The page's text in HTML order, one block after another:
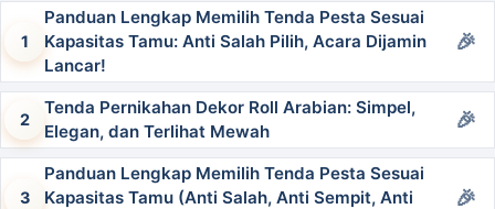
Panduan Lengkap Memilih Tenda Pesta Sesuai
Kapasitas Tamu: Anti Salah Pilih, Acara Dijamin
Lancar!
Tenda Pernikahan Dekor Roll Arabian: Simpel,
Elegan, dan Terlihat Mewah
Panduan Lengkap Memilih Tenda Pesta Sesuai
Kapasitas Tamu (Anti Salah, Anti Sempit, Anti